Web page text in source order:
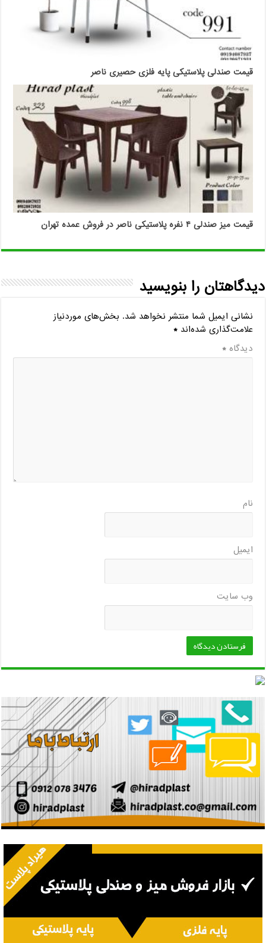
قیمت صندلی پلاستیکی پایه فلزی حصیری ناصر
قیمت میز صندلی ۴ نفره پلاستیکی ناصر در فروش عمده تهران
دیدگاهتان را بنویسید
نشانی ایمیل شما منتشر نخواهد شد. بخش‌های موردنیاز
علامت‌گذاری شده‌اند*
دیدگاه*
نام
ایمیل
وب‌ سایت